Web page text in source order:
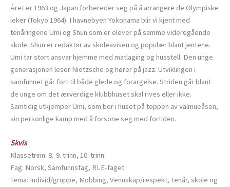
Året er 1963 og Japan forbereder seg på å arrangere de Olympiske
leker (Tokyo 1964). I havnebyen Yokohama blir vi kjent med
tenåringene Umi og Shun som er elever på samme videregående
skole. Shun er redaktør av skoleavisen og populær blant jentene.
Umi tar stort ansvar hjemme med matlaging og husstell. Den unge
generasjonen leser Nietzsche og hører på jazz. Utviklingen i
samfunnet går fort til både glede og forargelse. Striden går blant
de unge om det ærverdige klubbhuset skal rives eller ikke.
Samtidig utkjemper Umi, som bor i huset på toppen av valmueåsen,
sin personlige kamp med å forsone seg med fortiden.
Skvis
Klassetrinn: 8.-9. trinn, 10. trinn
Fag: Norsk, Samfunnsfag, RLE-faget
Tema: Individ/gruppe, Mobbing, Vennskap/respekt, Tenår, skole og